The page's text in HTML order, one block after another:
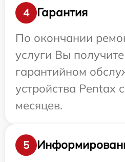
4
Гарантия
По окончании
услуги Вы
гарантийном
устройства Pentax
месяцев.
5